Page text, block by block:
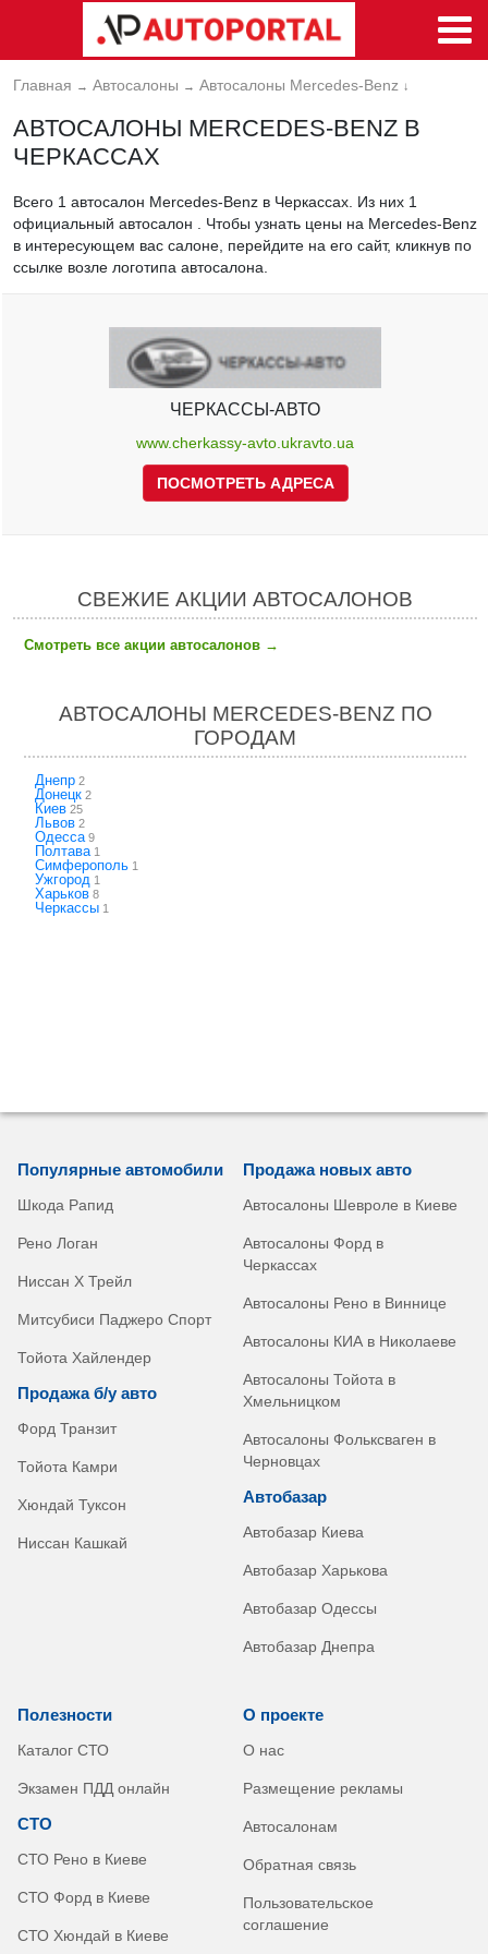
Главная → Автосалоны → Автосалоны Mercedes-Benz ↓
АВТОСАЛОНЫ MERCEDES-BENZ В
ЧЕРКАССАХ
Всего 1 автосалон Mercedes-Benz в Черкассах. Из них 1
официальный автосалон . Чтобы узнать цены на Mercedes-Benz
в интересующем вас салоне, перейдите на его сайт, кликнув по
ссылке возле логотипа автосалона.
ЧЕРКАССЫ-АВТО
www.cherkassy-avto.ukravto.ua
ПОСМОТРЕТЬ АДРЕСА
СВЕЖИЕ АКЦИИ АВТОСАЛОНОВ
Смотреть все акции автосалонов →
АВТОСАЛОНЫ MERCEDES-BENZ ПО
ГОРОДАМ
Днепр 2
Донецк 2
Киев 25
Львов 2
Одесса 9
Полтава 1
Симферополь 1
Ужгород 1
Харьков 8
Черкассы 1
Популярные автомобили
Шкода Рапид
Рено Логан
Ниссан Х Трейл
Митсубиси Паджеро Спорт
Тойота Хайлендер
Продажа б/у авто
Форд Транзит
Тойота Камри
Хюндай Туксон
Ниссан Кашкай
Продажа новых авто
Автосалоны Шевроле в Киеве
Автосалоны Форд в
Черкассах
Автосалоны Рено в Виннице
Автосалоны КИА в Николаеве
Автосалоны Тойота в
Хмельницком
Автосалоны Фольксваген в
Черновцах
Автобазар
Автобазар Киева
Автобазар Харькова
Автобазар Одессы
Автобазар Днепра
Полезности
Каталог СТО
Экзамен ПДД онлайн
СТО
СТО Рено в Киеве
СТО Форд в Киеве
СТО Хюндай в Киеве
О проекте
О нас
Размещение рекламы
Автосалонам
Обратная связь
Пользовательское
соглашение